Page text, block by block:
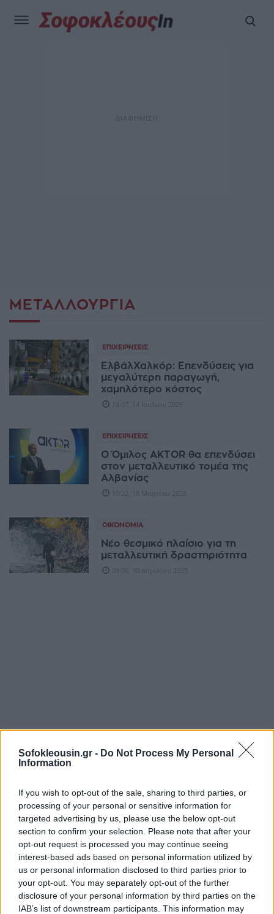
Sofokleousin.gr - Do Not Process My Personal
Information
If you wish to opt-out of the sale, sharing to third parties, or
processing of your personal or sensitive information for
targeted advertising by us, please use the below opt-out
section to confirm your selection. Please note that after your
opt-out request is processed you may continue seeing
interest-based ads based on personal information utilized by
us or personal information disclosed to third parties prior to
your opt-out. You may separately opt-out of the further
disclosure of your personal information by third parties on the
IAB’s list of downstream participants. This information may
ΜΕΤΑΛΛΟΥΡΓΊΑ
ΕΠΙΧΕΙΡΉΣΕΙΣ
ΕλβάλΧαλκόρ: Επενδύσεις για
μεγαλύτερη παραγωγή,
χαμηλότερο κόστος
16:07, 14 Ιουλίου 2026
ΕΠΙΧΕΙΡΉΣΕΙΣ
Ο Όμιλος AKTOR θα επενδύσει
στον μεταλλευτικό τομέα της
Αλβανίας
10:22, 18 Μαρτίου 2026
ΟΙΚΟΝΟΜΊΑ
Νέο θεσμικό πλαίσιο για τη
μεταλλευτική δραστηριότητα
09:00, 30 Απριλίου 2025
ΔΙΕΘΝΉ
σπάνιων ορυκτών
ΕΠΙΧΕΙΡΉΣΕΙΣ
Ελντοράντο μεταλλευμάτων η
Ελλάδα - Μεγάλο κοίτασμα στη
Λακωνία, προβλήματα στη Χίο
18:50, 26 Σεπτεμβρίου 2024